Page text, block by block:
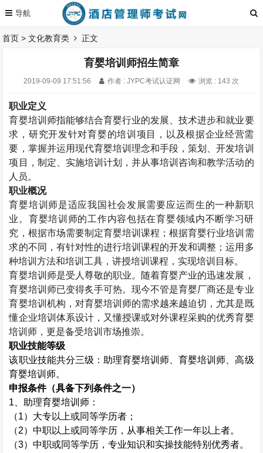
首页 >文化教育类 正文
育婴培训师招生简章
2019-09-09 17:51:56 作者 : JYPC考试认证网 浏览 : 143 次
职业定义
育婴培训师指能够结合育婴行业的发展、技术进步和就业要
求，研究开发针对育婴的培训项目，以及根据企业经营需
要，掌握并运用现代育婴培训理念和手段，策划、开发培训
项目，制定、实施培训计划，并从事培训咨询和教学活动的
人员。
职业概况
育婴培训师是适应我国社会发展需要应运而生的一种新职
业。育婴培训师的工作内容包括在育婴领域内不断学习研
究，根据市场需要制定育婴培训课程；根据育婴行业培训需
求的不同，有针对性的进行培训课程的开发和调整；运用多
种培训方法和培训工具，讲授培训课程，实现培训目标。
育婴培训师是受人尊敬的职业。随着育婴产业的迅速发展，
育婴培训师已变得炙手可热。现今不管是育婴厂商还是专业
育婴培训机构，对育婴培训师的需求越来越迫切，尤其是既
懂企业培训体系设计，又懂授课或对外课程采购的优秀育婴
培训师，更是备受培训市场推崇。
职业技能等级
该职业技能共分三级：助理育婴培训师、育婴培训师、高级
育婴培训师。
申报条件（具备下列条件之一）
1 、助理育婴培训师：
（1）大专以上或同等学历者；
（2）中职以上或同等学历，从事相关工作一年以上者。
（3）中职或同等学历，专业知识和实操技能特别优秀者。